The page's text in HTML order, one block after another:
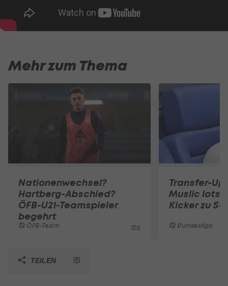
Mehr zum Thema
Nationenwechsel?
Hartberg-Abschied?
ÖFB-U21-Teamspieler
begehrt
ÖFB-Team 5
Transfer-
Muslic lotst
Kicker zu
Bundesliga
TEILEN